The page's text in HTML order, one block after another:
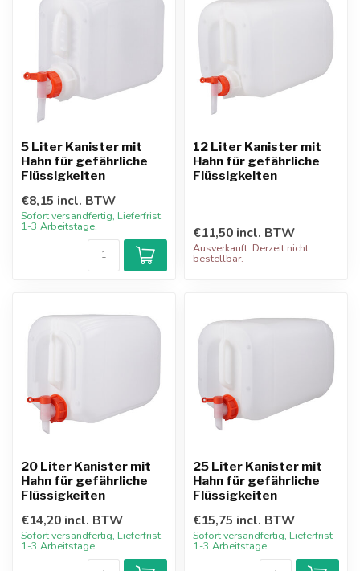
5 Liter Kanister mit
Hahn für gefährliche
Flüssigkeiten
€8,15 incl. BTW
Sofort versandfertig, Lieferfrist
1-3 Arbeitstage.
12 Liter Kanister mit
Hahn für gefährliche
Flüssigkeiten
€11,50 incl. BTW
Ausverkauft. Derzeit nicht
bestellbar.
20 Liter Kanister mit
Hahn für gefährliche
Flüssigkeiten
€14,20 incl. BTW
Sofort versandfertig, Lieferfrist
1-3 Arbeitstage.
25 Liter Kanister mit
Hahn für gefährliche
Flüssigkeiten
€15,75 incl. BTW
Sofort versandfertig, Lieferfrist
1-3 Arbeitstage.